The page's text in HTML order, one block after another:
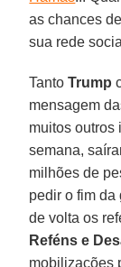
as chances
sua rede
TantoTrump
mensagem
muitos outros
semana,
milhões de
pedir o fim da
de volta os
Reféns e
mobilizações